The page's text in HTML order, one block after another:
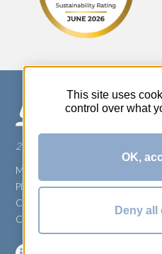
270 Rue Thérèse Planiol - 37310
Mentions légales
Plan du site
Carrière
Conditions générales de vente
This site uses
control over what
OK,
Deny all